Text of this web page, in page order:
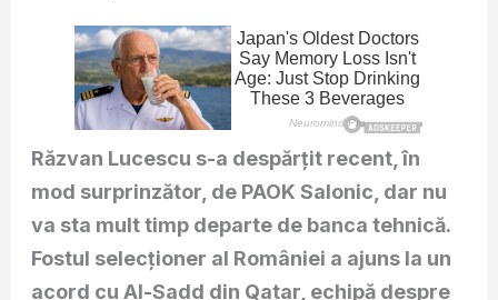
Răzvan Lucescu s-a despărțit recent, în
mod surprinzător, de PAOK Salonic, dar nu
va sta mult timp departe de banca tehnică.
Fostul selecționer al României a ajuns la un
acord cu Al-Sadd din Qatar, echipă despre